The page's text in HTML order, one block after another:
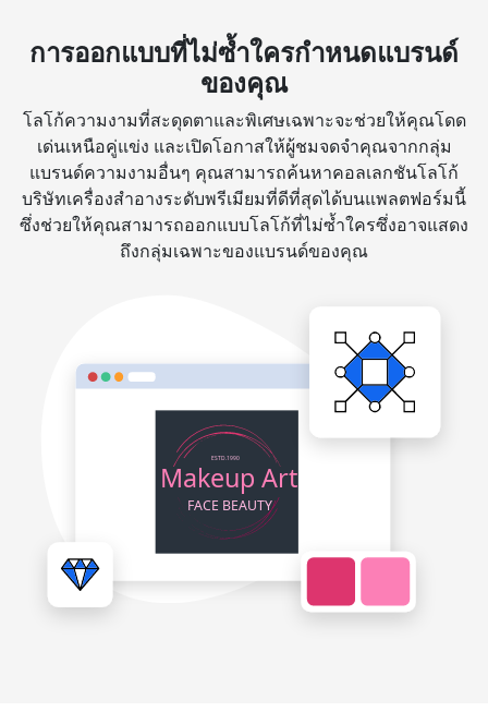
การออกแบบที่ไม่ซ้ำใครกำหนดแบรนด์
ของคุณ
โลโก้ความงามที่สะดุดตาและพิเศษเฉพาะจะช่วยให้คุณโดด
เด่นเหนือคู่แข่ง และเปิดโอกาสให้ผู้ชมจดจำคุณจากกลุ่ม
แบรนด์ความงามอื่นๆ คุณสามารถค้นหาคอลเลกชันโลโก้
บริษัทเครื่องสำอางระดับพรีเมียมที่ดีที่สุดได้บนแพลตฟอร์มนี้
ซึ่งช่วยให้คุณสามารถออกแบบโลโก้ที่ไม่ซ้ำใครซึ่งอาจแสดง
ถึงกลุ่มเฉพาะของแบรนด์ของคุณ